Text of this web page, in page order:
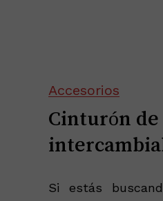
Accesorios
Cinturón
Si estás